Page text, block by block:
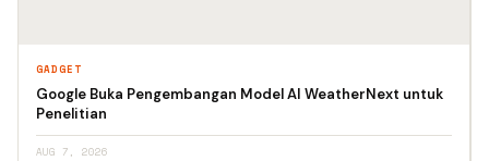
GADGET
Google Buka Pengembangan Model AI WeatherNext untuk
Penelitian
AUG 7, 2026